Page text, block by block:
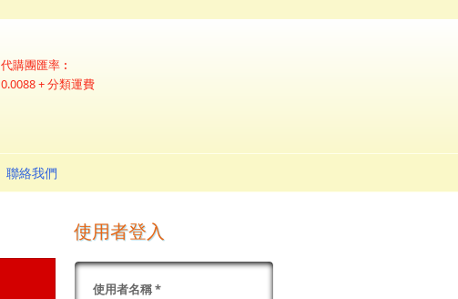
代購團匯率︰
0.0088 + 分類運費
聯絡我們
使用者登入
使用者名稱*